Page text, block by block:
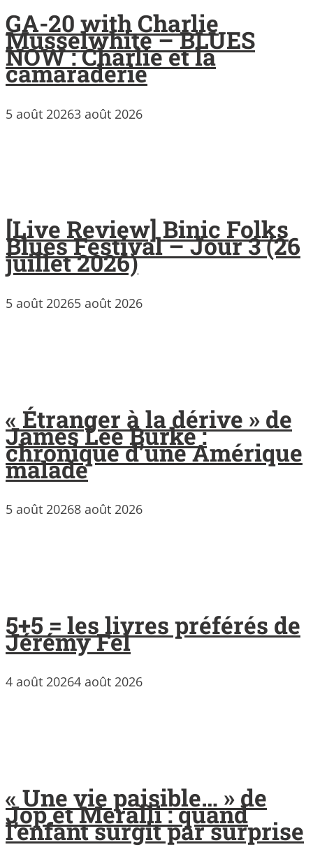
GA-20 with Charlie
Musselwhite – BLUES
NOW : Charlie et la
camaraderie
5 août 20263 août 2026
[Live Review] Binic Folks
Blues Festival – Jour 3 (26
juillet 2026)
5 août 20265 août 2026
« Étranger à la dérive » de
James Lee Burke :
chronique d’une Amérique
malade
5 août 20268 août 2026
5+5 = les livres préférés de
Jérémy Fel
4 août 20264 août 2026
« Une vie paisible… » de
Jop et Meralli : quand
l’enfant surgit par surprise